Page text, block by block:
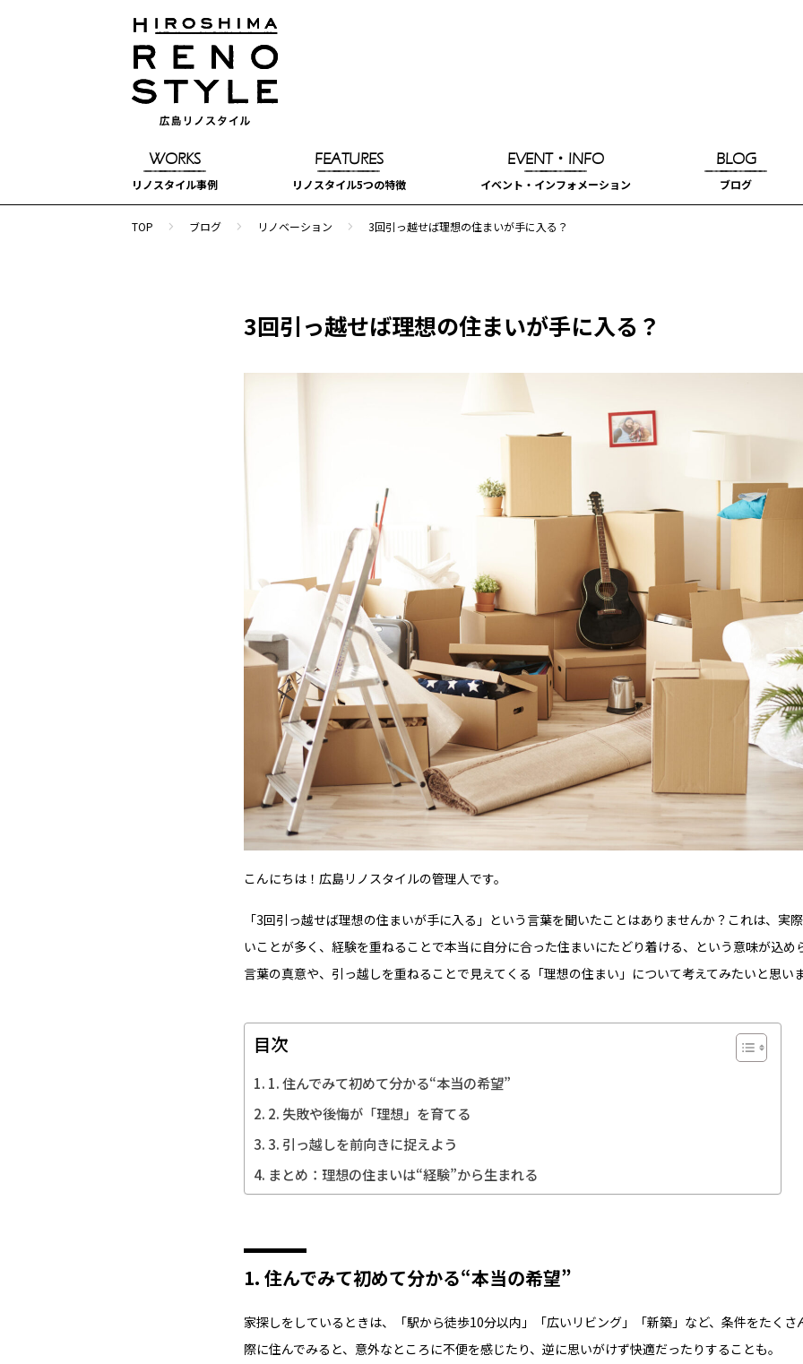
WORKS
リノスタイル事例
FEATURES
リノスタイル5つの特徴
EVENT・INFO
イベント・インフォメーション
BLOG
ブログ
TOP navigate_next ブログ navigate_next リノベーション navigate_next 3回引っ越せば理想の住まいが手に入る？
3回引っ越せば理想の住まいが手に入る？
こんにちは！広島リノスタイルの管理人です。
「3回引っ越せば理想の住まいが手に入る」という言葉を聞いたことはありませんか？これは、実
いことが多く、経験を重ねることで本当に自分に合った住まいにたどり着ける、という意味が込め
言葉の真意や、引っ越しを重ねることで見えてくる「理想の住まい」について考えてみたいと思いま
目次
1. 住んでみて初めて分かる“本当の希望”
2. 失敗や後悔が「理想」を育てる
3. 引っ越しを前向きに捉えよう
まとめ：理想の住まいは“経験”から生まれる
1. 住んでみて初めて分かる“本当の希望”
家探しをしているときは、「駅から徒歩10分以内」「広いリビング」「新築」など、条件をたくさ
際に住んでみると、意外なところに不便を感じたり、逆に思いがけず快適だったりすることも。